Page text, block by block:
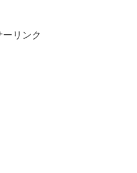
ーリンク